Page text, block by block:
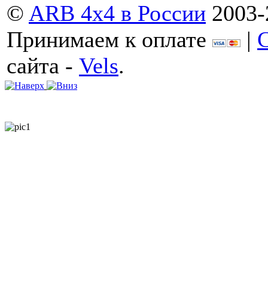
© ARB 4x4 в России
Принимаем к оплате
|
сайта - Vels.